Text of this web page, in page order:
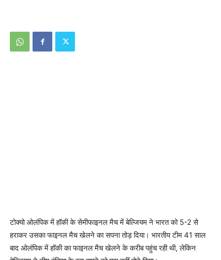
टोक्यो ओलंपिक में हॉकी के सेमीफाइनल मैच में बेल्जियम ने भारत को 5-2 से
हराकर उसका फाइनल मैच खेलने का सपना तोड़ दिया। भारतीय टीम 41 साल
बाद ओलंपिक में हॉकी का फाइनल मैच खेलने के करीब पहुंच रही थी, लेकिन